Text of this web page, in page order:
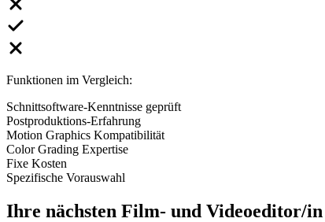
Funktionen im Vergleich:
Schnittsoftware-Kenntnisse geprüft
Postproduktions-Erfahrung
Motion Graphics Kompatibilität
Color Grading Expertise
Fixe Kosten
Spezifische Vorauswahl
Ihre nächsten Film- und Videoeditor/in